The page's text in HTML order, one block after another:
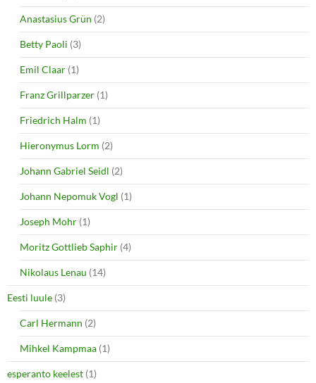
) w
)
Anastasius Grün (2)
Betty Paoli (3)
Emil Claar (1)
Franz Grillparzer (1)
Friedrich Halm (1)
Hieronymus Lorm (2)
Johann Gabriel Seidl (2)
Johann Nepomuk Vogl (1)
Joseph Mohr (1)
Moritz Gottlieb Saphir (4)
Nikolaus Lenau (14)
Eesti luule (3)
Carl Hermann (2)
Mihkel Kampmaa (1)
esperanto keelest (1)